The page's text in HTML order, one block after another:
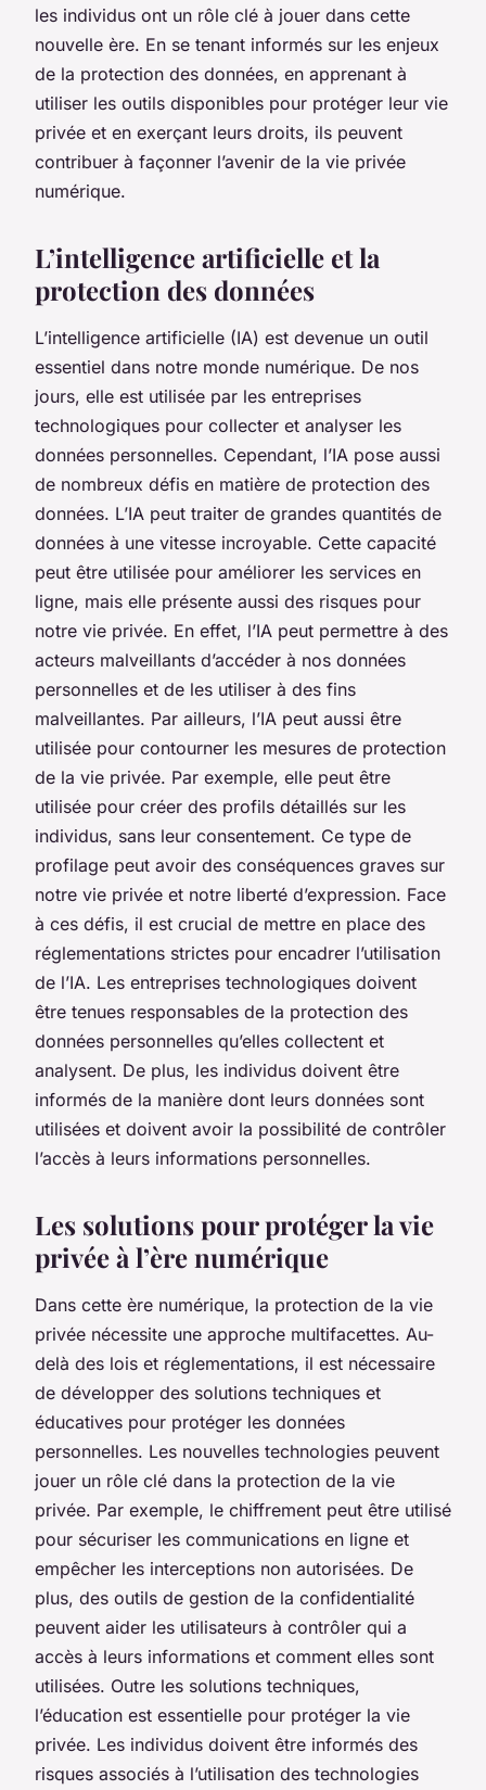
les individus ont un rôle clé à jouer dans cette
nouvelle ère. En se tenant informés sur les enjeux
de la protection des données, en apprenant à
utiliser les outils disponibles pour protéger leur vie
privée et en exerçant leurs droits, ils peuvent
contribuer à façonner l’avenir de la vie privée
numérique.
L’intelligence artificielle et la
protection des données
L’intelligence artificielle (IA) est devenue un outil
essentiel dans notre monde numérique. De nos
jours, elle est utilisée par les entreprises
technologiques pour collecter et analyser les
données personnelles. Cependant, l’IA pose aussi
de nombreux défis en matière de protection des
données. L’IA peut traiter de grandes quantités de
données à une vitesse incroyable. Cette capacité
peut être utilisée pour améliorer les services en
ligne, mais elle présente aussi des risques pour
notre vie privée. En effet, l’IA peut permettre à des
acteurs malveillants d’accéder à nos données
personnelles et de les utiliser à des fins
malveillantes. Par ailleurs, l’IA peut aussi être
utilisée pour contourner les mesures de protection
de la vie privée. Par exemple, elle peut être
utilisée pour créer des profils détaillés sur les
individus, sans leur consentement. Ce type de
profilage peut avoir des conséquences graves sur
notre vie privée et notre liberté d’expression. Face
à ces défis, il est crucial de mettre en place des
réglementations strictes pour encadrer l’utilisation
de l’IA. Les entreprises technologiques doivent
être tenues responsables de la protection des
données personnelles qu’elles collectent et
analysent. De plus, les individus doivent être
informés de la manière dont leurs données sont
utilisées et doivent avoir la possibilité de contrôler
l’accès à leurs informations personnelles.
Les solutions pour protéger la vie
privée à l’ère numérique
Dans cette ère numérique, la protection de la vie
privée nécessite une approche multifacettes. Au-
delà des lois et réglementations, il est nécessaire
de développer des solutions techniques et
éducatives pour protéger les données
personnelles. Les nouvelles technologies peuvent
jouer un rôle clé dans la protection de la vie
privée. Par exemple, le chiffrement peut être utilisé
pour sécuriser les communications en ligne et
empêcher les interceptions non autorisées. De
plus, des outils de gestion de la confidentialité
peuvent aider les utilisateurs à contrôler qui a
accès à leurs informations et comment elles sont
utilisées. Outre les solutions techniques,
l’éducation est essentielle pour protéger la vie
privée. Les individus doivent être informés des
risques associés à l’utilisation des technologies